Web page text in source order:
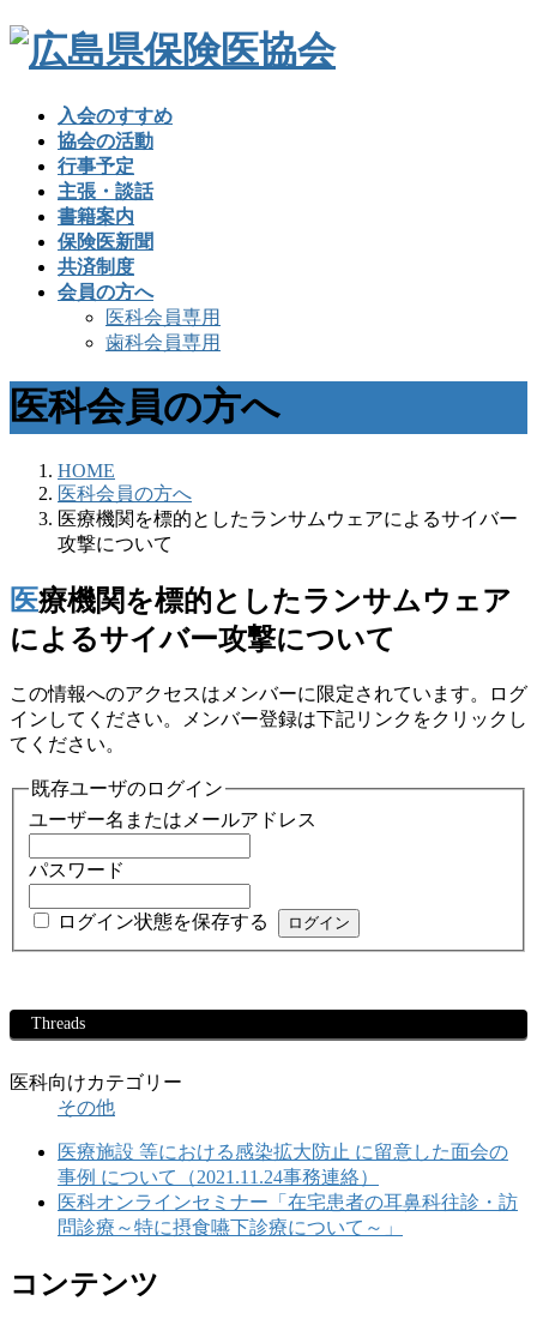
入会のすすめ
協会の活動
行事予定
主張・談話
書籍案内
保険医新聞
共済制度
会員の方へ
医科会員専用
歯科会員専用
医科会員の方へ
HOME
医科会員の方へ
医療機関を標的としたランサムウェアによるサイバー
攻撃について
医療機関を標的としたランサムウェア
によるサイバー攻撃について
この情報へのアクセスはメンバーに限定されています。ログ
インしてください。メンバー登録は下記リンクをクリックし
てください。
既存ユーザのログイン
ユーザー名またはメールアドレス
パスワード
ログイン状態を保存する
Threads
医科向けカテゴリー
その他
医療施設 等における感染拡大防止 に留意した面会の
事例 について（2021.11.24事務連絡）
医科オンラインセミナー「在宅患者の耳鼻科往診・訪
問診療～特に摂食嚥下診療について～」
コンテンツ